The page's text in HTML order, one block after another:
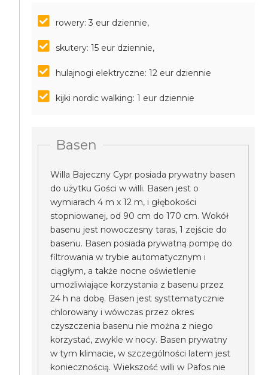
rowery: 3 eur dziennie,
skutery: 15 eur dziennie,
hulajnogi elektryczne: 12 eur dziennie
kijki nordic walking: 1 eur dziennie
Basen
Willa Bajeczny Cypr posiada prywatny basen
do użytku Gości w willi. Basen jest o
wymiarach 4 m x 12 m, i głębokości
stopniowanej, od 90 cm do 170 cm. Wokół
basenu jest nowoczesny taras, 1 zejście do
basenu. Basen posiada prywatną pompę do
filtrowania w trybie automatycznym i
ciągłym, a także nocne oświetlenie
umożliwiające korzystania z basenu przez
24 h na dobę. Basen jest systtematycznie
chlorowany i wówczas przez okres
czyszczenia basenu nie można z niego
korzystać, zwykle w nocy. Basen prywatny
w tym klimacie, w szczególności latem jest
koniecznością. Wiekszość willi w Pafos nie